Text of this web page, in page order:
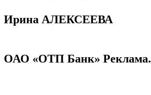
Ирина АЛЕКСЕЕВА
ОАО «ОТП Банк» Реклама.